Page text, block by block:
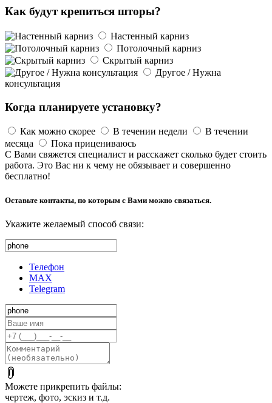
Как будут крепиться шторы?
Настенный карниз
Потолочный карниз
Скрытый карниз
Другое / Нужна
консультация
Когда планируете установку?
Как можно скорее В течении недели
В течении
месяца
Пока прицениваюсь
С Вами свяжется специалист и расскажет сколько будет стоить
работа. Это Вас ни к чему не обязывает и совершенно
бесплатно!
Оставьте контакты, по которым с Вами можно связаться.
Укажите желаемый способ связи:
Телефон
MAX
Telegram
Можете прикрепить файлы:
чертеж, фото, эскиз и т.д.